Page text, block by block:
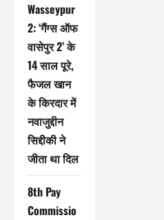
Wasseypur
2: ‘गैंग्स ऑफ
वासेपुर 2’ के
14 साल पूरे,
फैजल खान
के किरदार में
नवाजुद्दीन
सिद्दीकी ने
जीता था दिल
8th Pay
Commissio